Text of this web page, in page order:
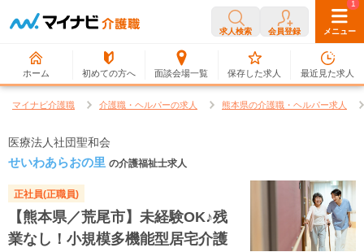
求人検索 会員登録 メニュー
ホーム 初めての方へ 面談会場一覧
0
保存した求人
1
最近見た求人
マイナビ介護職 介護職・ヘルパーの求人 熊本県の介護職・ヘルパー求人
医療法人社団聖和会
せいわあらおの里 の介護福祉士求人
正社員(正職員)
【熊本県／荒尾市】未経験OK♪残
業なし！小規模多機能型居宅介護